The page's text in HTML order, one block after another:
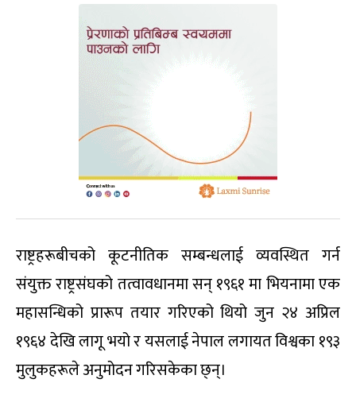
राष्ट्रहरूबीचको कूटनीतिक सम्बन्धलाई व्यवस्थित गर्न
संयुक्त राष्ट्रसंघको तत्वावधानमा सन् १९६१ मा भियनामा एक
महासन्धिको प्रारूप तयार गरिएको थियो जुन २४ अप्रिल
१९६४ देखि लागू भयो र यसलाई नेपाल लगायत विश्वका १९३
मुलुकहरूले अनुमोदन गरिसकेका छ्न्।